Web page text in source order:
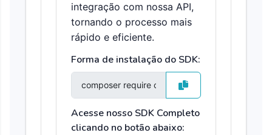
integração com nossa API,
tornando o processo mais
rápido e eficiente.
Forma de instalação do SDK:
Acesse nosso SDK Completo
clicando no botão abaixo: